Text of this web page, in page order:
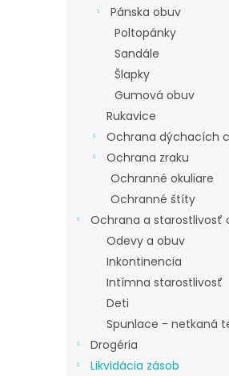
Pánska obuv
Poltopánky
Sandále
Šlapky
Gumová obuv
Rukavice
Ochrana dýchacích
Ochrana zraku
Ochranné okuliare
Ochranné štíty
Ochrana a starostlivosť
Odevy a obuv
Inkontinencia
Intímna starostlivosť
Deti
Spunlace - netkaná
Drogéria
Likvidácia zásob